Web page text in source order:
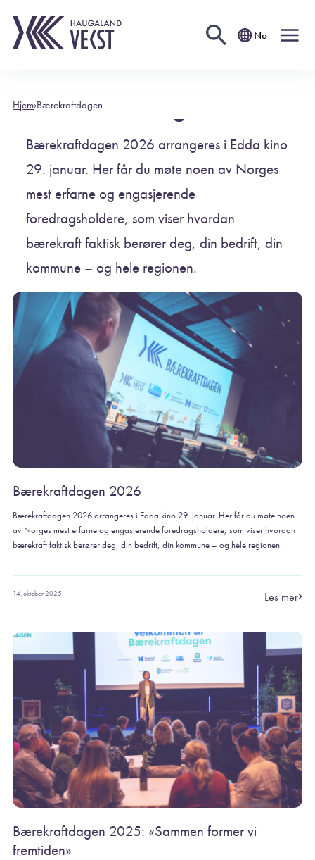
No
Hjem›Bærekraftdagen
Bærekraftdagen 2026
Bærekraftdagen 2026 arrangeres i Edda kino
29. januar. Her får du møte noen av Norges
mest erfarne og engasjerende
foredragsholdere, som viser hvordan
bærekraft faktisk berører deg, din bedrift, din
kommune – og hele regionen.
Bærekraftdagen 2026
Bærekraftdagen 2026 arrangeres i Edda kino 29. januar. Her får du møte noen
av Norges mest erfarne og engasjerende foredragsholdere, som viser hvordan
bærekraft faktisk berører deg, din bedrift, din kommune – og hele regionen.
14. oktober 2025 Les mer
Bærekraftdagen 2025: «Sammen former vi
fremtiden»